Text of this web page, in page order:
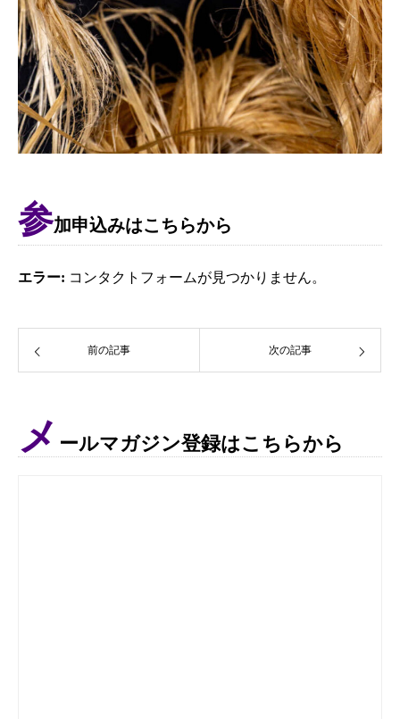
参加申込みはこちらから
エラー: コンタクトフォームが見つかりません。
前の記事 次の記事
メ ールマガジン登録はこちらから